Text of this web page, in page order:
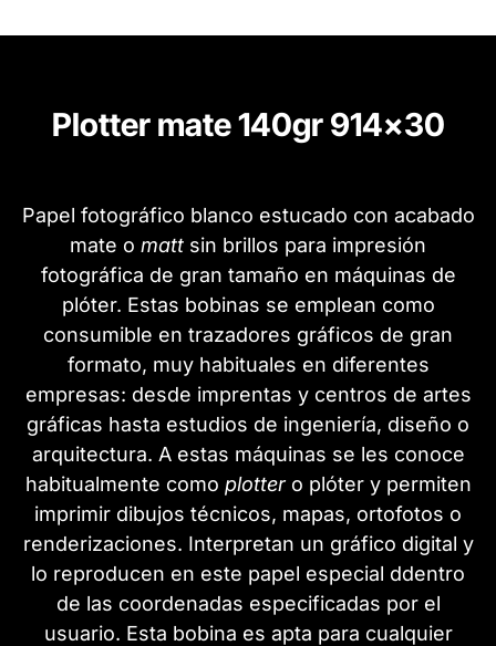
Plotter mate 140gr 914x30
Papel fotográfico blanco estucado con acabado
mate o matt sin brillos para impresión
fotográfica de gran tamaño en máquinas de
plóter. Estas bobinas se emplean como
consumible en trazadores gráficos de gran
formato, muy habituales en diferentes
empresas: desde imprentas y centros de artes
gráficas hasta estudios de ingeniería, diseño o
arquitectura. A estas máquinas se les conoce
habitualmente como plottero plóter y permiten
imprimir dibujos técnicos, mapas, ortofotos o
renderizaciones. Interpretan un gráfico digital y
lo reproducen en este papel especial ddentro
de las coordenadas especificadas por el
usuario. Esta bobina es apta para cualquier